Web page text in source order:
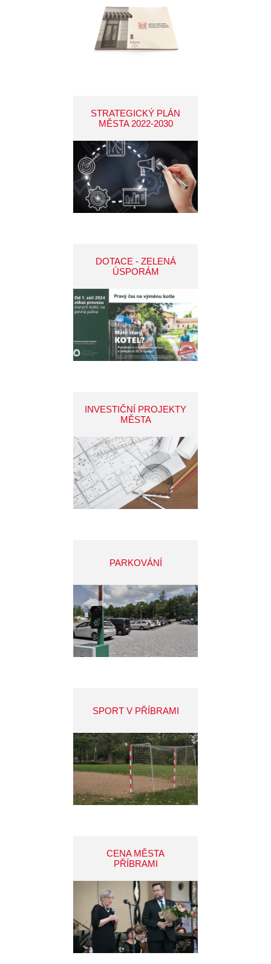
STRATEGICKÝ PLÁN
MĚSTA 2022-2030
DOTACE - ZELENÁ
ÚSPORÁM
INVESTIČNÍ PROJEKTY
MĚSTA
PARKOVÁNÍ
SPORT V PŘÍBRAMI
CENA MĚSTA
PŘÍBRAMI